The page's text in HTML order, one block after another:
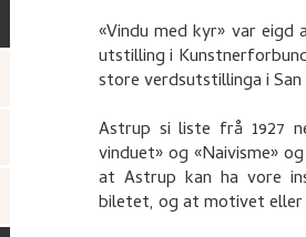
«Vindu med kyr» var eigd
utstilling i
store verdsutstillinga i
Astrup si liste frå 1927
vinduet» og «Naivisme»
at Astrup kan ha vore
biletet, og at motivet eller